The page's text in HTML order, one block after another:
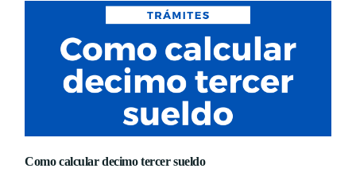
Como calcular decimo tercer sueldo